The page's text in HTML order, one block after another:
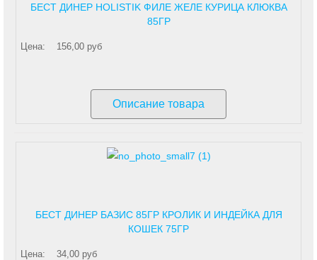
БЕСТ ДИНЕР HOLISTIK ФИЛЕ ЖЕЛЕ КУРИЦА КЛЮКВА
85ГР
Цена: 156,00 руб
Описание товара
БЕСТ ДИНЕР БАЗИС 85ГР КРОЛИК И ИНДЕЙКА ДЛЯ
КОШЕК 75ГР
Цена: 34,00 руб